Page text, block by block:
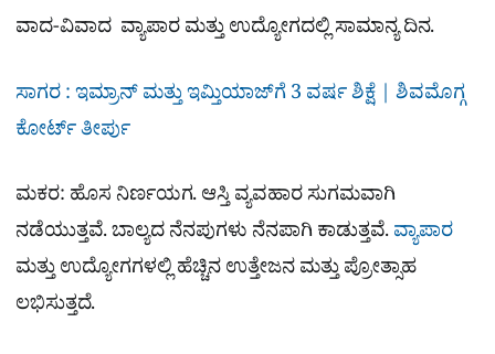
ವಾದ-ವಿವಾದ ವ್ಯಾಪಾರ ಮತ್ತು ಉದ್ಯೋಗದಲ್ಲಿ ಸಾಮಾನ್ಯ ದಿನ.
ಸಾಗರ : ಇಮ್ರಾನ್​ ಮತ್ತು ಇಮ್ತಿಯಾಜ್​ಗೆ 3 ವರ್ಷ ಶಿಕ್ಷೆ | ಶಿವಮೊಗ್ಗ
ಕೋರ್ಟ್​ ತೀರ್ಪು
ಮಕರ: ಹೊಸ ನಿರ್ಣಯಗ. ಆಸ್ತಿ ವ್ಯವಹಾರ ಸುಗಮವಾಗಿ
ನಡೆಯುತ್ತವೆ. ಬಾಲ್ಯದ ನೆನಪುಗಳು ನೆನಪಾಗಿ ಕಾಡುತ್ತವೆ.ವ್ಯಾಪಾರ
ಮತ್ತು ಉದ್ಯೋಗಗಳಲ್ಲಿ ಹೆಚ್ಚಿನ ಉತ್ತೇಜನ ಮತ್ತು ಪ್ರೋತ್ಸಾಹ
ಲಭಿಸುತ್ತದೆ.